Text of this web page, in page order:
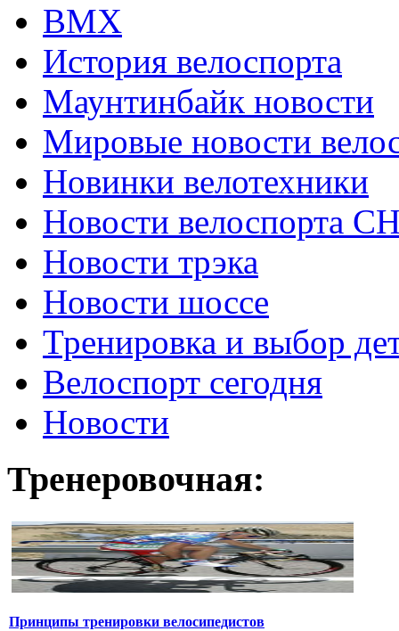
ВМХ
История велоспорта
Маунтинбайк новости
Мировые новости
Новинки велотехники
Новости велоспорта
Новости трэка
Новости шоссе
Тренировка и выбор
Велоспорт сегодня
Новости
Тренеровочная:
Принципы тренировки велосипедистов